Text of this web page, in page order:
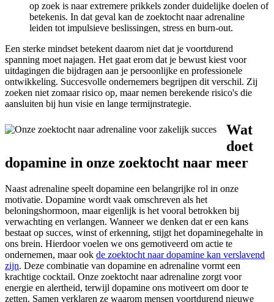
op zoek is naar extremere prikkels zonder duidelijke doelen of
betekenis. In dat geval kan de zoektocht naar adrenaline
leiden tot impulsieve beslissingen, stress en burn-out.
Een sterke mindset betekent daarom niet dat je voortdurend
spanning moet najagen. Het gaat erom dat je bewust kiest voor
uitdagingen die bijdragen aan je persoonlijke en professionele
ontwikkeling. Succesvolle ondernemers begrijpen dit verschil. Zij
zoeken niet zomaar risico op, maar nemen berekende risico's die
aansluiten bij hun visie en lange termijnstrategie.
Wat
doet
dopamine in onze zoektocht naar meer
Naast adrenaline speelt dopamine een belangrijke rol in onze
motivatie. Dopamine wordt vaak omschreven als het
beloningshormoon, maar eigenlijk is het vooral betrokken bij
verwachting en verlangen. Wanneer we denken dat er een kans
bestaat op succes, winst of erkenning, stijgt het dopaminegehalte in
ons brein. Hierdoor voelen we ons gemotiveerd om actie te
ondernemen, maar ook de zoektocht naar dopamine kan verslavend
zijn. Deze combinatie van dopamine en adrenaline vormt een
krachtige cocktail. Onze zoektocht naar adrenaline zorgt voor
energie en alertheid, terwijl dopamine ons motiveert om door te
zetten. Samen verklaren ze waarom mensen voortdurend nieuwe